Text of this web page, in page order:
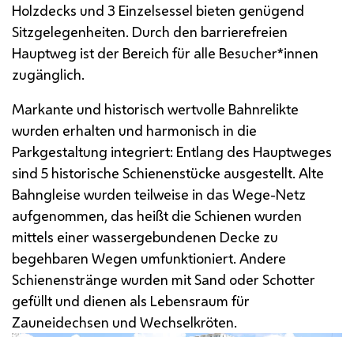
Holzdecks und 3 Einzelsessel bieten genügend
Sitzgelegenheiten. Durch den barrierefreien
Hauptweg ist der Bereich für alle Besucher*innen
zugänglich.
Markante und historisch wertvolle Bahnrelikte
wurden erhalten und harmonisch in die
Parkgestaltung integriert: Entlang des Hauptweges
sind 5 historische Schienenstücke ausgestellt. Alte
Bahngleise wurden teilweise in das Wege-Netz
aufgenommen, das heißt die Schienen wurden
mittels einer wassergebundenen Decke zu
begehbaren Wegen umfunktioniert. Andere
Schienenstränge wurden mit Sand oder Schotter
gefüllt und dienen als Lebensraum für
Zauneidechsen und Wechselkröten.